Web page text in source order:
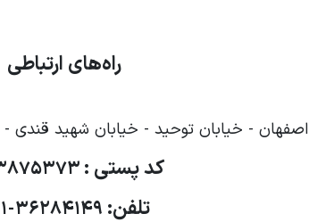
راه‌های ارتباطی
اصفهان - خیابان توحید - خیابان شهید قندی -
کد پستی :
تلفن: ۳۶۲۸۴۱۴۹ - ۰۳۱